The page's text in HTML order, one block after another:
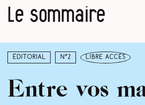
Le sommaire
Éditorial N°2 libre accès
Entre vos